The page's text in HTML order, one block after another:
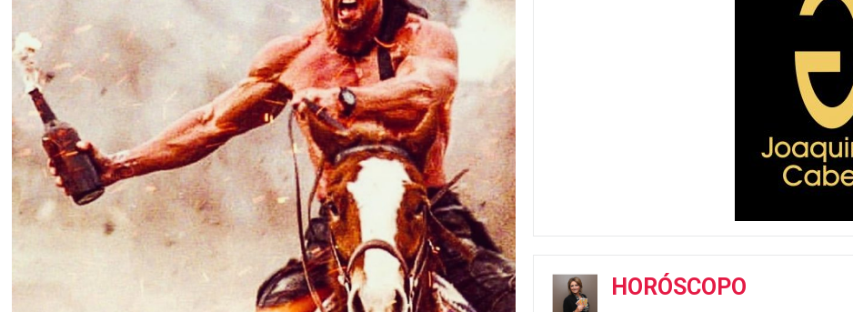
HORÓSCOPO